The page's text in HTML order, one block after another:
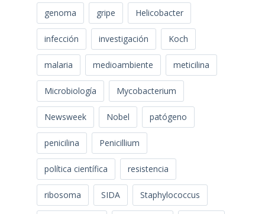
genoma gripe Helicobacter
infección investigación Koch
malaria medioambiente meticilina
Microbiología Mycobacterium
Newsweek Nobel patógeno
penicilina Penicillium
política científica resistencia
ribosoma SIDA Staphylococcus